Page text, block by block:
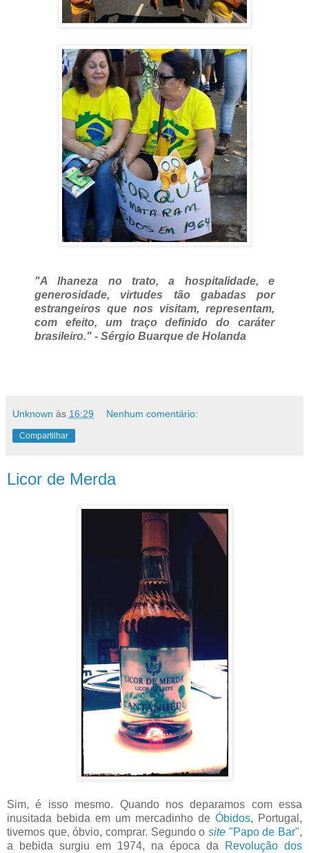
"A lhaneza no trato, a hospitalidade, e
generosidade, virtudes tão gabadas por
estrangeiros que nos visitam, representam,
com efeito, um traço definido do caráter
brasileiro." - Sérgio Buarque de Holanda
Unknown às 16:29 Nenhum comentário:
Compartilhar
Licor de Merda
Sim, é isso mesmo. Quando nos deparamos com essa
inusitada bebida em um mercadinho de Óbidos, Portugal,
tivemos que, óbvio, comprar. Segundo o site "Papo de Bar",
a bebida surgiu em 1974, na época da
Revolução dos